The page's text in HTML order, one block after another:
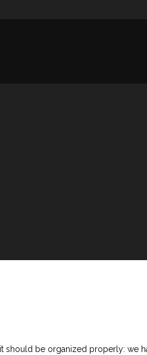
should be organized properly: